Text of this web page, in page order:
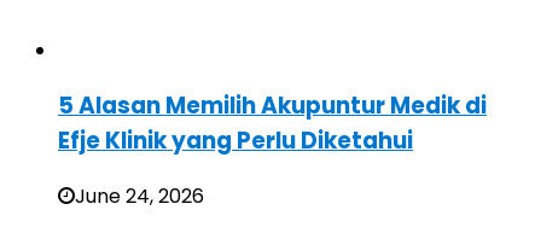
5 Alasan Memilih Akupuntur Medik di
Efje Klinik yang Perlu Diketahui
June 24, 2026